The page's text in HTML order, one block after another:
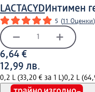
LACTACYDИнтимен
5 (11 Оценки)
6,64 €
12,99 лв.
0,2 L (33,20 € за 1 L)0,2 L